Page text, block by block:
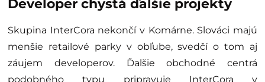
Developer chystá ďalšie projekty
Skupina InterCora nekončí v Komárne. Slováci majú
menšie retailové parky v obľube, svedčí o tom aj
záujem developerov. Ďalšie obchodné centrá
podobného typu pripravuje InterCora v